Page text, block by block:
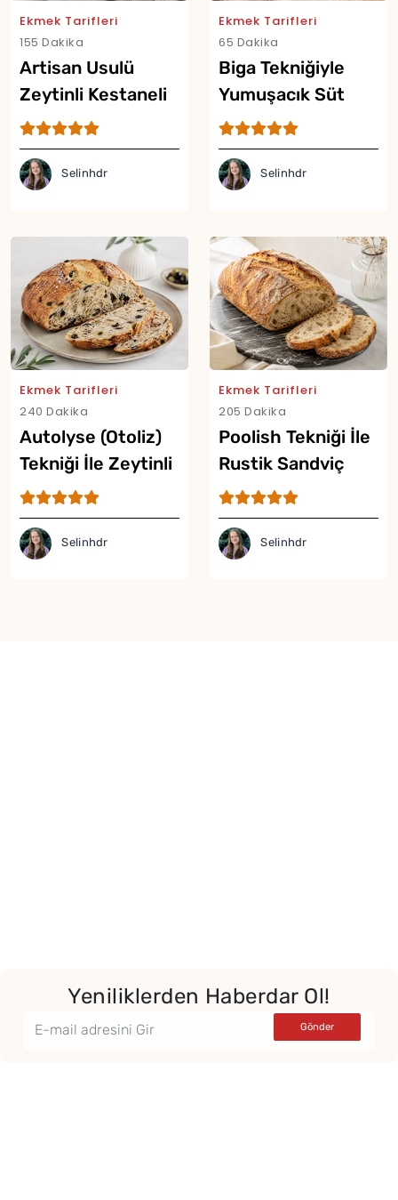
Ekmek Tarifleri
155 Dakika
Artisan Usulü
Zeytinli Kestaneli
Ekmek Tarifi
Selinhdr
Ekmek Tarifleri
65 Dakika
Biga Tekniğiyle
Yumuşacık Süt
Ekmeği Tarifi
Selinhdr
Ekmek Tarifleri
240 Dakika
Autolyse (Otoliz)
Tekniği İle Zeytinli
Artisan Ekmek
Tarifi
Selinhdr
Ekmek Tarifleri
205 Dakika
Poolish Tekniği İle
Rustik Sandviç
Ekmeği Tarifi
Selinhdr
Yeniliklerden Haberdar Ol!